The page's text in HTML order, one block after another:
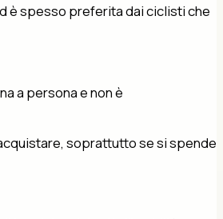
è spesso preferita dai ciclisti che
a persona e non è
soprattutto se si spende